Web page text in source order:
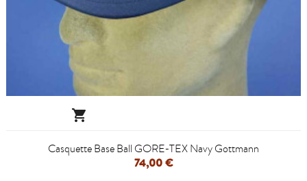

Casquette Base Ball GORE-TEX Navy Gottmann
74,00 €